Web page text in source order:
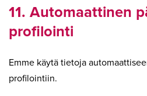
11. Automaattinen
profilointi
Emme käytä tietoja
profilointiin.